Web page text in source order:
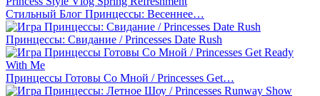
Стильный Блог Принцессы: Весеннее…
Принцессы: Свидание / Princesses Date Rush
Принцессы Готовы Со Мной / Princesses Get…